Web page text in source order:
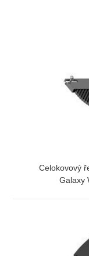
Celokovový
Galaxy